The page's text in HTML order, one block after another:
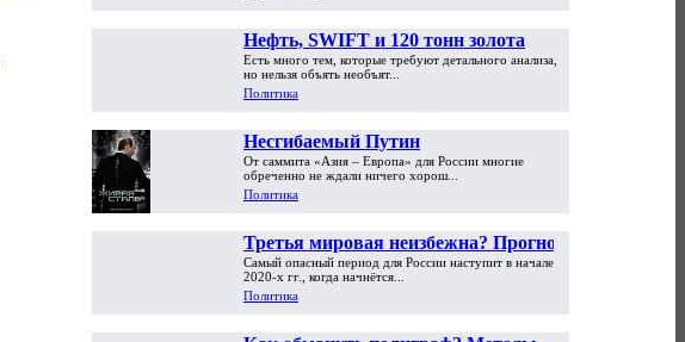
Нефть, SWIFT и 120 тонн золота
Есть много тем, которые требуют детального анализа,
но нельзя объять необъят...
Политика
Несгибаемый Путин
От саммита «Азия – Европа» для России многие
обреченно не ждали ничего хорош...
Политика
Третья мировая неизбежна? Прогноз
Сергея Глазьева
Самый опасный период для России наступит в начале
2020-х гг., когда начнётся...
Политика